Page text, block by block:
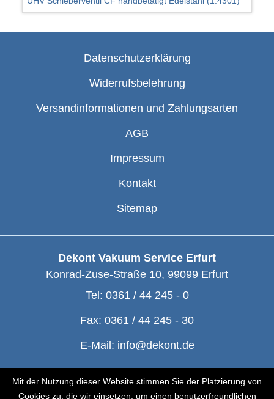
Mit der Nutzung dieser Website stimmen Sie der Platzierung von
Cookies zu, die wir einsetzen, um einen benutzerfreundlichen
Datenschutzerklärung
Widerrufsbelehrung
Versandinformationen und Zahlungsarten
AGB
Impressum
Kontakt
Sitemap
Dekont Vakuum Service Erfurt
Konrad-Zuse-Straße 10, 99099 Erfurt
Tel: 0361 / 44 245 - 0
Fax: 0361 / 44 245 - 30
E-Mail: info@dekont.de
© Dekont 1991 - 2026